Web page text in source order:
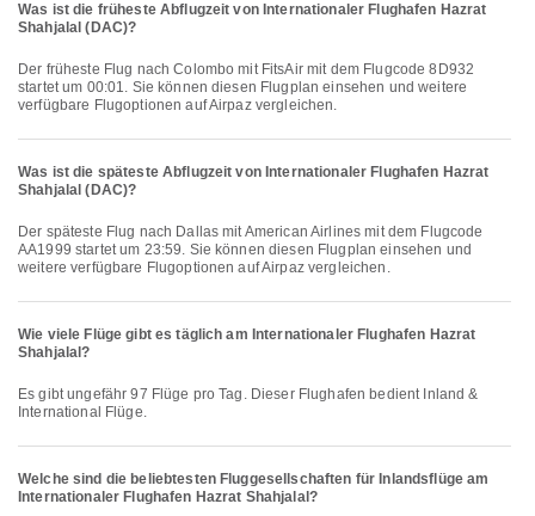
Was ist die früheste Abflugzeit von Internationaler Flughafen Hazrat
Shahjalal (DAC)?
Der früheste Flug nach Colombo mit FitsAir mit dem Flugcode 8D932
startet um 00:01. Sie können diesen Flugplan einsehen und weitere
verfügbare Flugoptionen auf Airpaz vergleichen.
Was ist die späteste Abflugzeit von Internationaler Flughafen Hazrat
Shahjalal (DAC)?
Der späteste Flug nach Dallas mit American Airlines mit dem Flugcode
AA1999 startet um 23:59. Sie können diesen Flugplan einsehen und
weitere verfügbare Flugoptionen auf Airpaz vergleichen.
Wie viele Flüge gibt es täglich am Internationaler Flughafen Hazrat
Shahjalal?
Es gibt ungefähr 97 Flüge pro Tag. Dieser Flughafen bedient Inland &
International Flüge.
Welche sind die beliebtesten Fluggesellschaften für Inlandsflüge am
Internationaler Flughafen Hazrat Shahjalal?